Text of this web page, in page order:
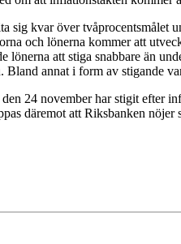
kvar över tvåprocentsmålet
och lönerna kommer att
att stiga snabbare än
Bland annat i form av stigande
24 november har stigit efter
däremot att Riksbanken